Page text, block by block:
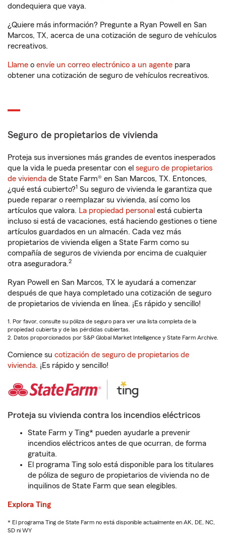
dondequiera que vaya.
¿Quiere más información? Pregunte a Ryan Powell en San
Marcos, TX, acerca de una cotización de seguro de vehículos
recreativos.
Llame o envíe un correo electrónico a un agente para
obtener una cotización de seguro de vehículos recreativos.
Seguro de propietarios de vivienda
Proteja sus inversiones más grandes de eventos inesperados
que la vida le pueda presentar con el seguro de propietarios
de vivienda de State Farm® en San Marcos, TX. Entonces,
¿qué está cubierto?1 Su seguro de vivienda le garantiza que
puede reparar o reemplazar su vivienda, así como los
artículos que valora. La propiedad personal está cubierta
incluso si está de vacaciones, está haciendo gestiones o tiene
artículos guardados en un almacén. Cada vez más
propietarios de vivienda eligen a State Farm como su
compañía de seguros de vivienda por encima de cualquier
otra aseguradora.2
Ryan Powell en San Marcos, TX le ayudará a comenzar
después de que haya completado una cotización de seguro
de propietarios de vivienda en línea. ¡Es rápido y sencillo!
1. Por favor, consulte su póliza de seguro para ver una lista completa de la
propiedad cubierta y de las pérdidas cubiertas.
2. Datos proporcionados por S&P Global Market Intelligence y State Farm Archive.
Comience su cotización de seguro de propietarios de
vivienda. ¡Es rápido y sencillo!
Proteja su vivienda contra los incendios eléctricos
State Farm y Ting* pueden ayudarle a prevenir
incendios eléctricos antes de que ocurran, de forma
gratuita.
El programa Ting solo está disponible para los titulares
de póliza de seguro de propietarios de vivienda no de
inquilinos de State Farm que sean elegibles.
Explora Ting
* El programa Ting de State Farm no está disponible actualmente en AK, DE, NC,
SD ni WY